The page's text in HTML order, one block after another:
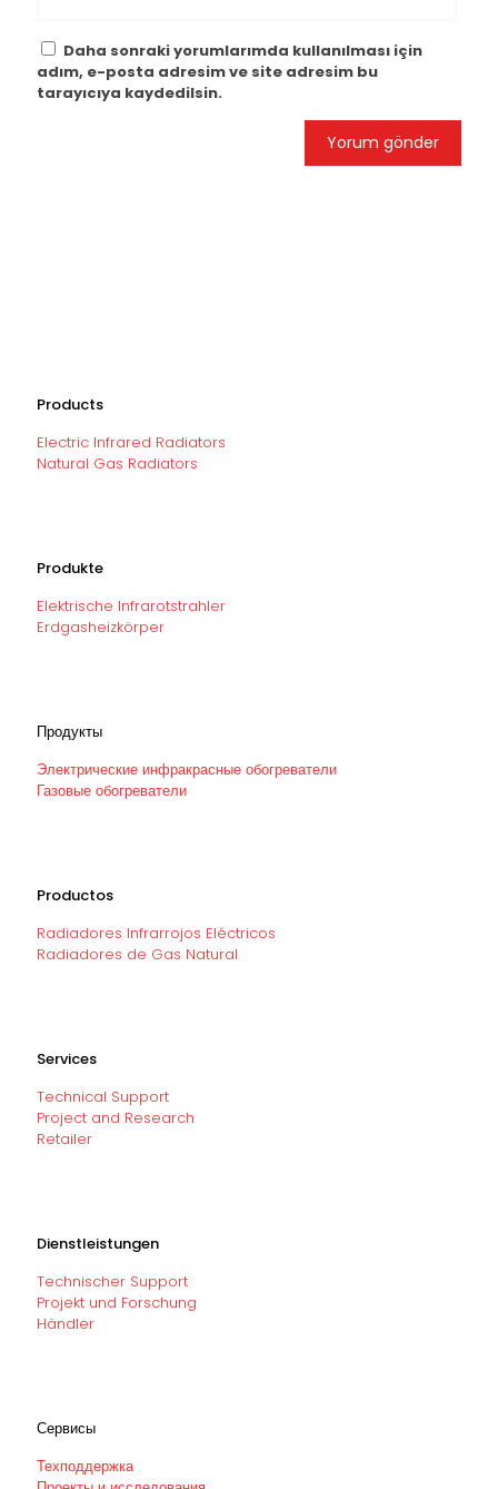
Daha sonraki yorumlarımda kullanılması için
adım, e-posta adresim ve site adresim bu
tarayıcıya kaydedilsin.
Products
Electric Infrared Radiators
Natural Gas Radiators
Produkte
Elektrische Infrarotstrahler
Erdgasheizkörper
Продукты
Электрические инфракрасные обогреватели
Газовые обогреватели
Productos
Radiadores Infrarrojos Eléctricos
Radiadores de Gas Natural
Services
Technical Support
Project and Research
Retailer
Dienstleistungen
Technischer Support
Projekt und Forschung
Händler
Сервисы
Техподдержка